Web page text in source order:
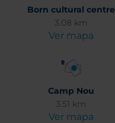
Born cultural centre
3.08 km
Ver mapa
Camp Nou
3.51 km
Ver mapa